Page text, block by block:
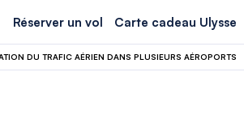
Réserver un vol Carte cadeau Ulysse
DU TRAFIC AÉRIEN DANS PLUSIEURS AÉROPORTS